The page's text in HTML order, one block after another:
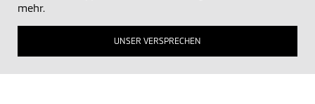
mehr.
UNSER VERSPRECHEN